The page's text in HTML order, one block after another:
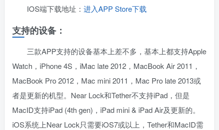
IOS端下载地址： 进入APP Store下载
支持的设备：
三款APP支持的设备基本上差不多，基本上都支持Apple
Watch，iPhone 4S，iMac late 2012，MacBook Air 2011，
MacBook Pro 2012，Mac mini 2011，Mac Pro late 2013或
者是更新的机型。Near Lock和Tether不支持iPad，但是
MacID支持iPad (4th gen)，iPad mini & iPad Air及更新的。
iOS系统上Near Lock只需要iOS7或以上，Tether和MacID需